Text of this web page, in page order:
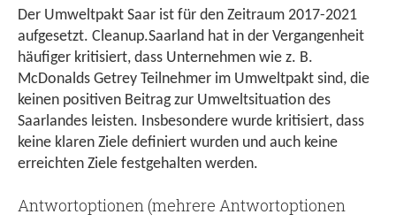
Der Umweltpakt Saar ist für den Zeitraum 2017-2021
aufgesetzt. Cleanup.Saarland hat in der Vergangenheit
häufiger kritisiert, dass Unternehmen wie z. B.
McDonalds Getrey Teilnehmer im Umweltpakt sind, die
keinen positiven Beitrag zur Umweltsituation des
Saarlandes leisten. Insbesondere wurde kritisiert, dass
keine klaren Ziele definiert wurden und auch keine
erreichten Ziele festgehalten werden.
Antwortoptionen (mehrere Antwortoptionen